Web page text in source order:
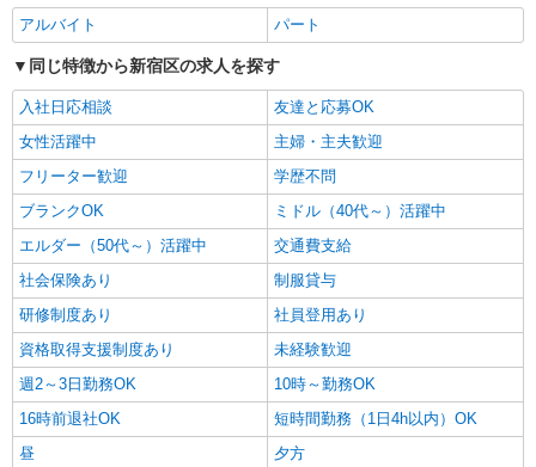
アルバイト パート
同じ特徴から新宿区の求人を探す
入社日応相談
友達と応募OK
女性活躍中
主婦・主夫歓迎
フリーター歓迎
学歴不問
ブランクOK
ミドル（40代～）活躍中
エルダー（50代～）活躍中
交通費支給
社会保険あり
制服貸与
研修制度あり
社員登用あり
資格取得支援制度あり
未経験歓迎
週2～3日勤務OK
10時～勤務OK
16時前退社OK
短時間勤務（1日4h以内）OK
昼
夕方